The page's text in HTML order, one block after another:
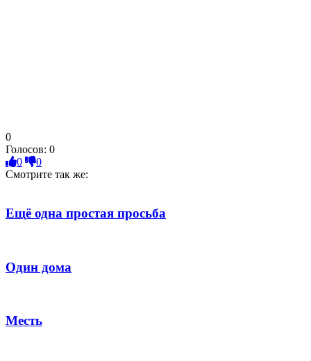
0
Голосов: 0
0
0
Смотрите так же:
Ещё одна простая просьба
Один дома
Месть